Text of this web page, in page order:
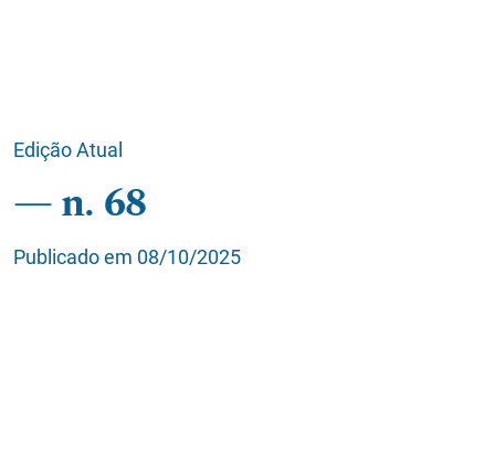
Edição Atual
n. 68
Publicado em 08/10/2025